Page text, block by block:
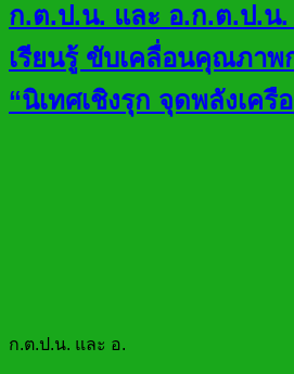
ก.ต.ป.น. และ อ.ก.ต.ป.น.
เรียนรู้ ขับเคลื่อนคุณภาพ
“นิเทศเชิงรุก จุดพลังเครื
ก.ต.ป.น. และ อ.